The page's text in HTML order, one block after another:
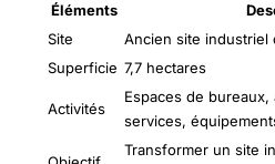
Éléments
Site
Ancien site industriel
Superficie 7,7 hectares
Activités
Espaces de
services,
Transformer un site